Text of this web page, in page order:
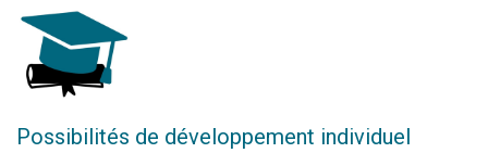
Possibilités de développement individuel